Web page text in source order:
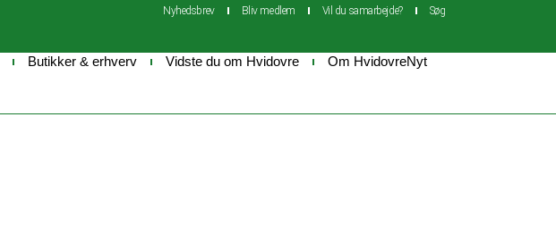
Nyhedsbrev Bliv medlem Vil du samarbejde? Søg
Butikker & erhverv Vidste du om Hvidovre Om HvidovreNyt